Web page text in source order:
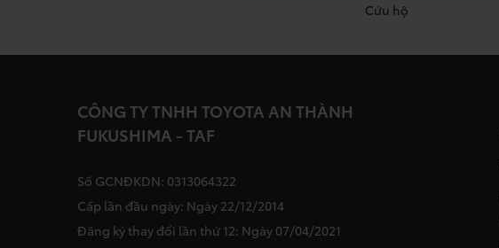
Cứu hộ
CÔNG TY TNHH TOYOTA AN THÀNH
FUKUSHIMA - TAF
Số GCNĐKDN: 0313064322
Cấp lần đầu ngày: Ngày 22/12/2014
Đăng ký thay đổi lần thứ 12: Ngày 07/04/2021